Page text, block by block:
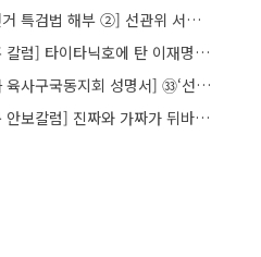
[부정선거 특검법 해부 ②] 선관위 서버·우정본부 기록까지…‘증거를 끌어오는 칼’
[정성홍 칼럼] 타이타닉호에 탄 이재명 정권
[서버까 육사구국동지회 성명서] ㉝‘선관위 특검’은 ‘부정선거 특검’으로 명명하고 박주현 변호사를 ‘특검…
[박필규 안보칼럼] 진짜와 가짜가 뒤바뀐 혼돈의 시대, 안보 파탄은 막아야